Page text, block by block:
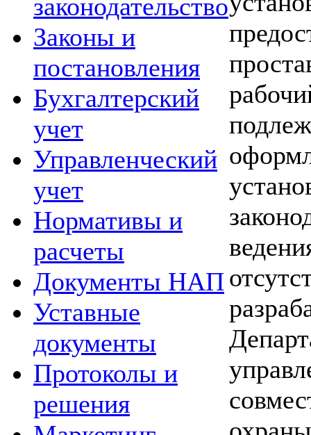
законодательство
Законы и
постановления
Бухгалтерский
учет
Управленческий
учет
Нормативы и
расчеты
Документы НАП
Уставные
документы
Протоколы и
решения